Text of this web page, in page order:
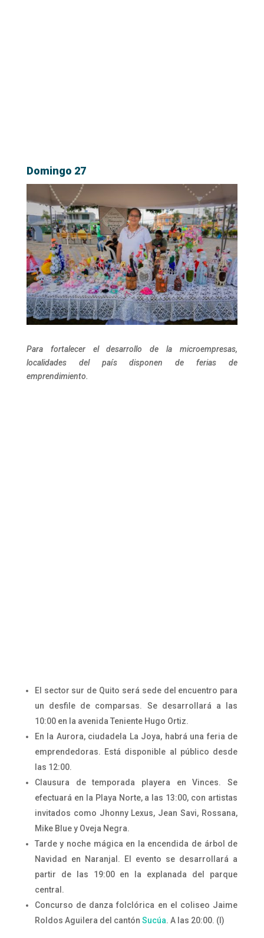
Domingo 27
Para fortalecer el desarrollo de la microempresas,
localidades del país disponen de ferias de
emprendimiento.
El sector sur de Quito será sede del encuentro para
un desfile de comparsas. Se desarrollará a las
10:00 en la avenida Teniente Hugo Ortiz.
En la Aurora, ciudadela La Joya, habrá una feria de
emprendedoras. Está disponible al público desde
las 12:00.
Clausura de temporada playera en Vinces. Se
efectuará en la Playa Norte, a las 13:00, con artistas
invitados como Jhonny Lexus, Jean Savi, Rossana,
Mike Blue y Oveja Negra.
Tarde y noche mágica en la encendida de árbol de
Navidad en Naranjal. El evento se desarrollará a
partir de las 19:00 en la explanada del parque
central.
Concurso de danza folclórica en el coliseo Jaime
Roldos Aguilera del cantón Sucúa. A las 20:00. (I)